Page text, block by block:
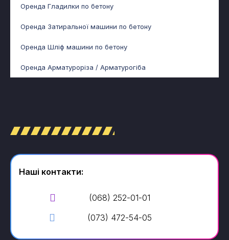
Оренда Гладилки по бетону
Оренда Затиральної машини по бетону
Оренда Шліф машини по бетону
Оренда Арматуроріза / Арматурогіба
Наші контакти:
(068) 252-01-01
(073) 472-54-05